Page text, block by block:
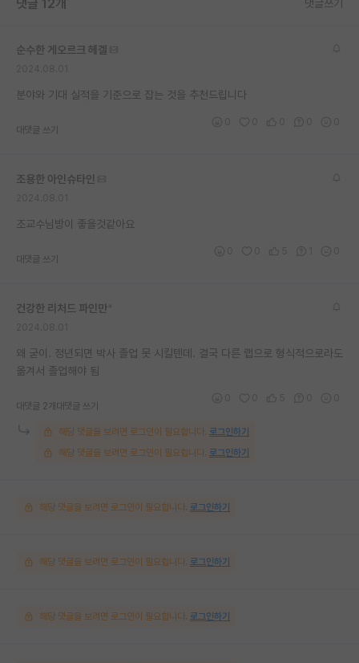
댓글 12개 댓글쓰기
순수한 게오르크 헤겔
분야와 기대 실적을 기준으로 잡는 것을 추천드립니다
대댓글 쓰기
조용한 아인슈타인
조교수님방이 좋을것같아요
대댓글 쓰기
건강한 리처드 파인만
왜 굳이. 정년되면 박사 졸업 못 시킬텐데. 결국 다른 랩으로 형식적으로라도
옮겨서 졸업해야 됨
대댓글 2개 대댓글 쓰기
해당 댓글을 보려면 로그인이 필요합니다. 로그인하기
해당 댓글을 보려면 로그인이 필요합니다. 로그인하기
해당 댓글을 보려면 로그인이 필요합니다. 로그인하기
해당 댓글을 보려면 로그인이 필요합니다. 로그인하기
해당 댓글을 보려면 로그인이 필요합니다. 로그인하기